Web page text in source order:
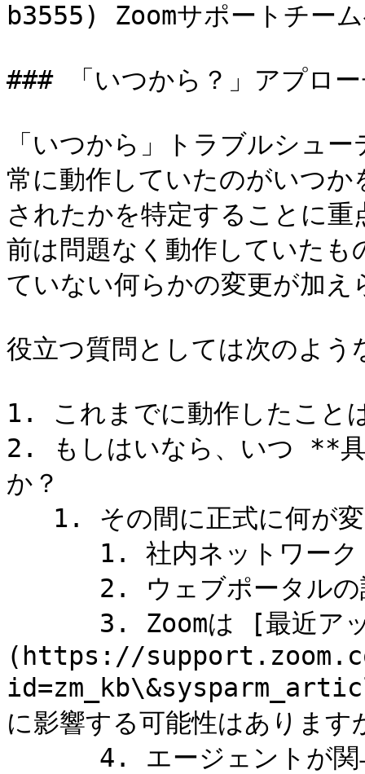
b3555) Zoomサポートチー
### 「いつから？」アプロ
「いつから」トラブルシュ
常に動作していたのがいつ
されたかを特定することに
前は問題なく動作していたも
ていない何らかの変更が加え
役立つ質問としては次のよ
1. これまでに動作したこと
2. もしはいなら、いつ **
か？
(https://
に影響する可能性はあります